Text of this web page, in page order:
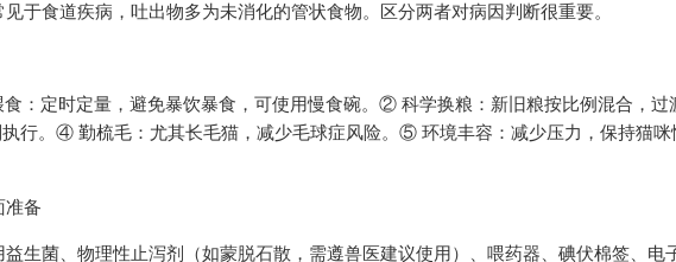
于食道疾病，吐出物多为未消化的管状食物。区分两者对病因判断很重要。
：定时定量，避免暴饮暴食，可使用慢食碗。② 科学换粮：新旧粮按比例混合，过
行。④ 勤梳毛：尤其长毛猫，减少毛球症风险。⑤ 环境丰容：减少压力，保持猫咪
准备
生菌、物理性止泻剂（如蒙脱石散，需遵兽医建议使用）、喂药器、碘伏棉签、电